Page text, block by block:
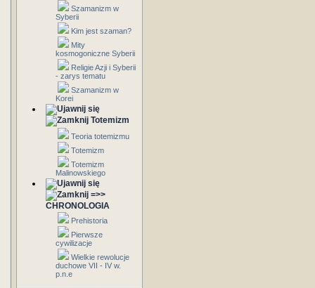
Szamanizm w
Syberii
Kim jest szaman?
Mity
kosmogoniczne Syberii
Religie Azji i Syberii
- zarys tematu
Szamanizm w
Korei
Totemizm
Teoria totemizmu
Totemizm
Totemizm
Malinowskiego
=>>
CHRONOLOGIA
Prehistoria
Pierwsze
cywilizacje
Wielkie rewolucje
duchowe VII - IV w.
p.n.e